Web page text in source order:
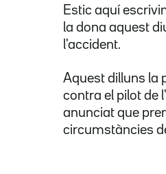
Estic aquí
la dona aquest
l'accident.
Aquest dilluns la
contra el pilot de
anunciat que
circumstàncies